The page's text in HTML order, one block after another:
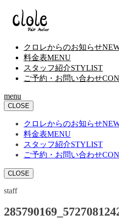
クロレからのお知らせ
料金表MENU
スタッフ紹介STYLIST
ご予約・お問い合わせ
menu
CLOSE
クロレからのお知らせ
料金表MENU
スタッフ紹介STYLIST
ご予約・お問い合わせ
CLOSE
staff